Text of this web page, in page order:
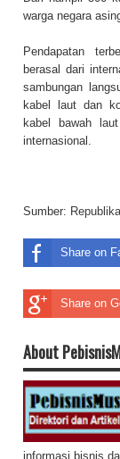
warga negara
Pendapatan
berasal dari
sambungan
kabel laut dan
kabel bawah
internasional.
Sumber: Republika
Share on
Share on
About
informasi bisnis